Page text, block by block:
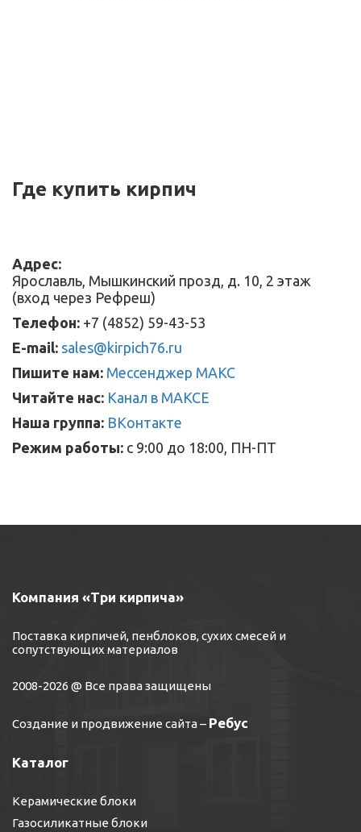
Где купить кирпич
Адрес:
Ярославль, Мышкинский прозд, д. 10, 2 этаж
(вход через Рефреш)
Телефон: +7 (4852) 59-43-53
E-mail: sales@kirpich76.ru
Пишите нам: Мессенджер МАКС
Читайте нас: Канал в МАКСЕ
Наша группа: ВКонтакте
Режим работы: с 9:00 до 18:00, ПН-ПТ
Компания «Три кирпича»
Поставка кирпичей, пенблоков, сухих смесей и
сопутствующих материалов
2008-2026 @ Все права защищены
Создание и продвижение сайта– Ребус
Каталог
Керамические блоки
Газосиликатные блоки